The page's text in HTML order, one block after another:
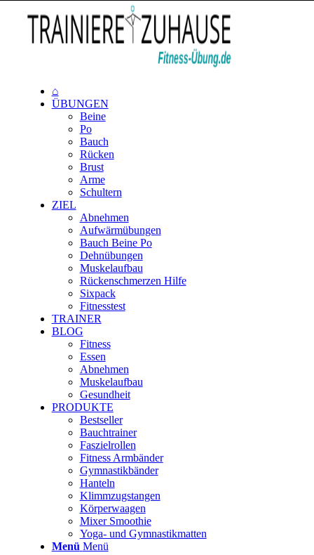
⌂
ÜBUNGEN
Beine
Po
Bauch
Rücken
Brust
Arme
Schultern
ZIEL
Abnehmen
Aufwärmübungen
Bauch Beine Po
Dehnübungen
Muskelaufbau
Rückenschmerzen Hilfe
Sixpack
Fitnesstest
TRAINER
BLOG
Fitness
Essen
Abnehmen
Muskelaufbau
Gesundheit
PRODUKTE
Bestseller
Bauchtrainer
Faszielrollen
Fitness Armbänder
Gymnastikbänder
Hanteln
Klimmzugstangen
Körperwaagen
Mixer Smoothie
Yoga- und Gymnastikmatten
Menü Menü